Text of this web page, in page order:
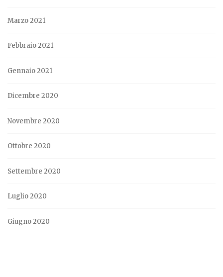
Marzo 2021
Febbraio 2021
Gennaio 2021
Dicembre 2020
Novembre 2020
Ottobre 2020
Settembre 2020
Luglio 2020
Giugno 2020